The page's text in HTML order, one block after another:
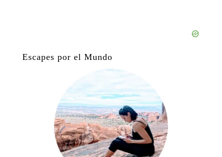
Escapes por el Mundo